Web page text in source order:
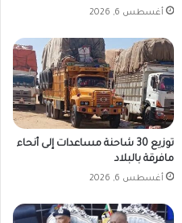
أغسطس 6, 2026
توزيع 30 شاحنة مساعدات إلى أنحاء
مافرقة بالبلاد
أغسطس 6, 2026